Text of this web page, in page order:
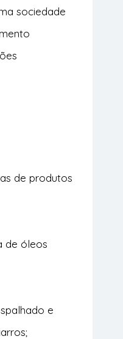
sociedade
de produtos
de óleos
e